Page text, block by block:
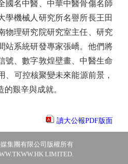
國名中醫、中華中醫骨傷名師
學機械人研究所名譽所長王田
物理研究院研究室主任、研究
站系統研發專家張嶠。他們將
號、數字敦煌壁畫、中醫生命
、可控核聚變未來能源前景，
艱辛與成就。
讀大公報PDF版面
集團有限公司版權所有
LIMITED.